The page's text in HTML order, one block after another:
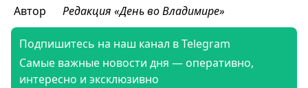
Автор Редакция «День во Владимире»
Подпишитесь на наш канал в Telegram
Самые важные новости дня — оперативно,
интересно и эксклюзивно